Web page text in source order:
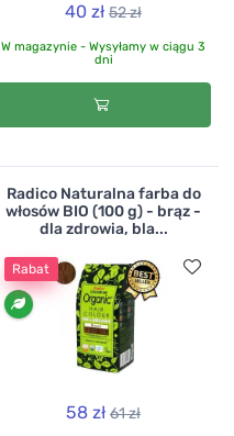
40 zł 52 zł
W magazynie - Wysyłamy w ciągu 3
dni
Radico Naturalna farba do
włosów BIO (100 g) - brąz -
dla zdrowia, bla...
Rabat
58 zł 61 zł